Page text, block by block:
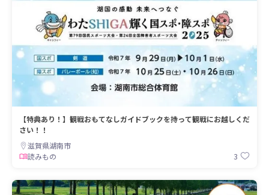
【特典あり！】観戦おもてなしガイドブックを持って観戦にお越しくだ
さい！！
滋賀県湖南市
読みもの
3